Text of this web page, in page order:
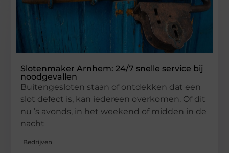
Slotenmaker Arnhem: 24/7 snelle service bij
noodgevallen
Buitengesloten staan of ontdekken dat een
slot defect is, kan iedereen overkomen. Of dit
nu ’s avonds, in het weekend of midden in de
nacht
Bedrijven